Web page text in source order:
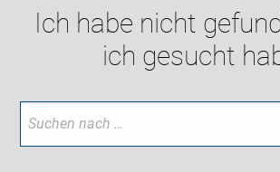
Ich habe nicht
ich gesucht